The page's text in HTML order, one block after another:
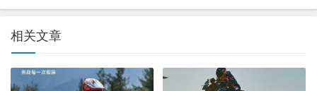
相关文章